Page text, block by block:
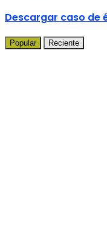
Descargar caso de
Popular Reciente